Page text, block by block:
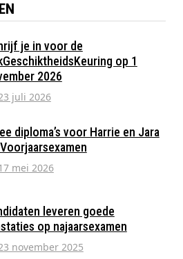
je in voor de
op 1
2026
juli 2026
diploma’s voor Harrie en Jara
mei 2026
leveren goede
op najaarsexamen
november 2025